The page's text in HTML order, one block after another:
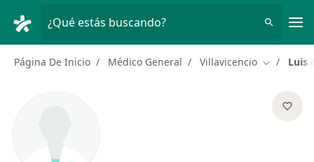
¿Qué estás buscando?
Página De Inicio Médico General Villavicencio Cambiar
Luis